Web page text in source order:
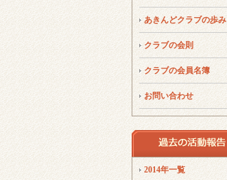
あきんどクラブの歩み
クラブの会則
クラブの会員名簿
お問い合わせ
2014年一覧